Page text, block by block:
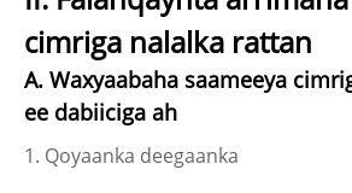
cimriga nalalka rattan
A. Waxyaabaha saameeya
ee dabiiciga ah
1. Qoyaanka deegaanka